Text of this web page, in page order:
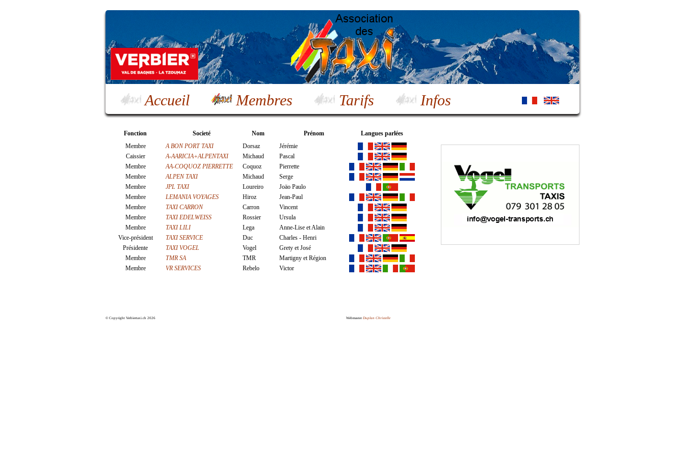
Accueil Membres Tarifs Infos
Fonction Societé Nom Prénom
Langues parlées
Membre
A BON PORT TAXI Dorsaz
Jérémie
Caissier
A-AARICIA+ALPENTAXI Michaud
Pascal
Membre
AA-COQUOZ PIERRETTE Coquoz
Pierrette
Membre
ALPEN TAXI Michaud
Serge
Membre
JPL TAXI Loureiro
Joäo Paulo
Membre
LEMANIA VOYAGES Hiroz
Jean-Paul
Membre
TAXI CARRON Carron
Vincent
Membre
TAXI EDELWEISS Rossier
Ursula
Membre
TAXI LILI Lega
Anne-Lise et Alain
Vice-président
TAXI SERVICE Duc
Charles - Henri
Présidente
TAXI VOGEL Vogel
Grety et José
Membre
TMR SA TMR
Martigny et Région
Membre
VR SERVICES Rebelo Victor
© Copyright Verbiertaxi.ch 2026 WebmasterDuplan Christelle